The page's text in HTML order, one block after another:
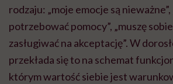
rodzaju: „moje emocje są
potrzebować pomocy”, „muszę
zasługiwać na akceptację”. W
przekłada się to na schemat
którym wartość siebie jest